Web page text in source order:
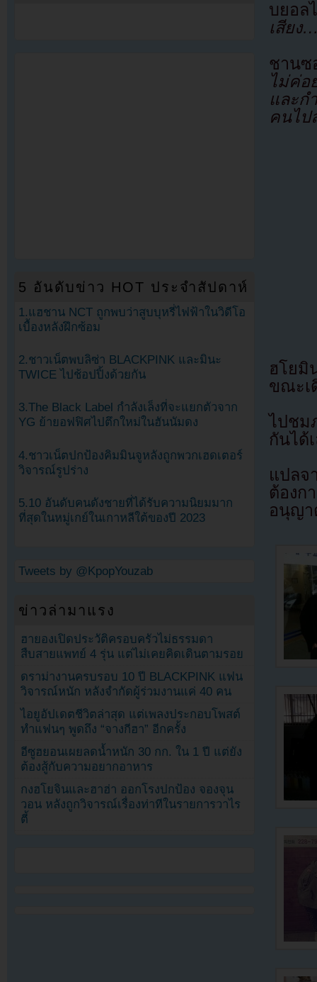
บยอ
เสียง
ชานซ
ไม่ค่อ
และก
คนไป
ฮโยมิ
ขณะเ
ไปชม
กันได้
แปล
ต้อง
อนุญา
5 อันดับข่าว HOT ประจำสัปดาห์
1.แฮชาน NCT ถูกพบว่าสูบบุหรี่ไฟฟ้าในวิดีโอ
เบื้องหลังฝึกซ้อม
2.ชาวเน็ตพบลิซ่า BLACKPINK และมินะ
TWICE ไปช้อปปิ้งด้วยกัน
3.The Black Label กำลังเล็งที่จะแยกตัวจาก
YG ย้ายอฟฟิศไปตึกใหม่ในฮันนัมดง
4.ชาวเน็ตปกป้องคิมมินจูหลังถูกพวกเฮดเตอร์
วิจารณ์รูปร่าง
5.10 อันดับคนดังชายที่ได้รับความนิยมมาก
ที่สุดในหมู่เกย์ในเกาหลีใต้ของปี 2023
Tweets by @KpopYouzab
ข่าวล่ามาแรง
ฮายองเปิดประวัติครอบครัวไม่ธรรมดา
สืบสายแพทย์ 4 รุ่น แต่ไม่เคยคิดเดินตามรอย
ดราม่างานครบรอบ 10 ปี BLACKPINK แฟน
วิจารณ์หนัก หลังจำกัดผู้ร่วมงานแค่ 40 คน
ไอยูอัปเดตชีวิตล่าสุด แต่เพลงประกอบโพสต์
ทำแฟนๆ พูดถึง “จางกีฮา” อีกครั้ง
อีซูฮยอนเผยลดน้ำหนัก 30 กก. ใน 1 ปี แต่ยัง
ต้องสู้กับความอยากอาหาร
กงฮโยจินและฮาฮ่า ออกโรงปกป้อง จองจุน
วอน หลังถูกวิจารณ์เรื่องท่าทีในรายการวาไร
ตี้